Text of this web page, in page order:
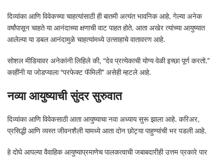
दिव्यांका आणि विवेकच्या चाहत्यांसाठी ही बातमी अत्यंत भावनिक आहे. गेल्या अनेक
वर्षांपासून चाहते या आनंदाच्या क्षणाची वाट पाहत होते. आता अखेर त्यांच्या आयुष्यात
आलेल्या या डबल आनंदामुळे चाहत्यांमध्ये उत्साहाचे वातावरण आहे.
सोशल मीडियावर अनेकांनी लिहिले की, “देव प्रत्येकाची योग्य वेळी इच्छा पूर्ण करतो.”
काहींनी या जोडप्याला “परफेक्ट फॅमिली” असेही म्हटले आहे.
नव्या आयुष्याची सुंदर सुरुवात
दिव्यांका आणि विवेकसाठी आता आयुष्याचा नवा अध्याय सुरू झाला आहे. करिअर,
प्रसिद्धी आणि व्यस्त जीवनशैली यामध्ये आता दोन छोट्या पाहुण्यांची भर पडली आहे.
हे दोघे आपल्या वैवाहिक आयुष्याप्रमाणेच पालकत्वाची जबाबदारीही उत्तम प्रकारे पार